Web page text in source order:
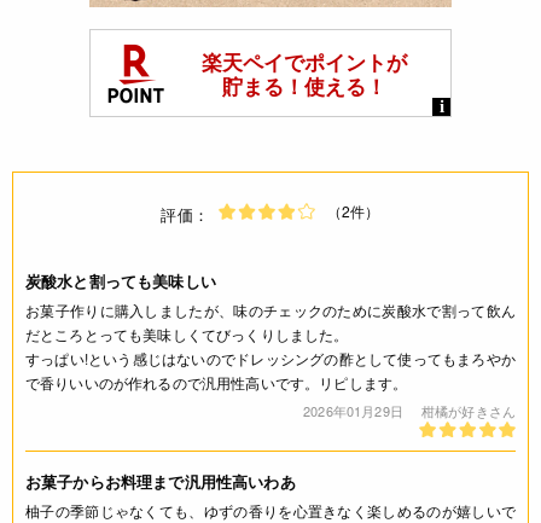
評価： （2件）
炭酸水と割っても美味しい
お菓子作りに購入しましたが、味のチェックのために炭酸水で割って飲ん
だところとっても美味しくてびっくりしました。
すっぱい!という感じはないのでドレッシングの酢として使ってもまろやか
で香りいいのが作れるので汎用性高いです。リピします。
2026年01月29日 柑橘が好きさん
お菓子からお料理まで汎用性高いわあ
柚子の季節じゃなくても、ゆずの香りを心置きなく楽しめるのが嬉しいで